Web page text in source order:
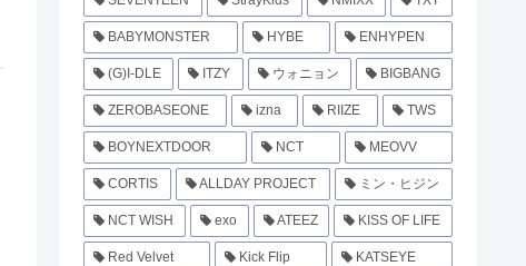
BABYMONSTER HYBE ENHYPEN
(G)I-DLE ITZY ウォニョン BIGBANG
ZEROBASEONE izna RIIZE TWS
BOYNEXTDOOR NCT MEOVV
CORTIS ALLDAY PROJECT ミン・ヒジン
NCT WISH exo ATEEZ KISS OF LIFE
Red Velvet Kick Flip KATSEYE